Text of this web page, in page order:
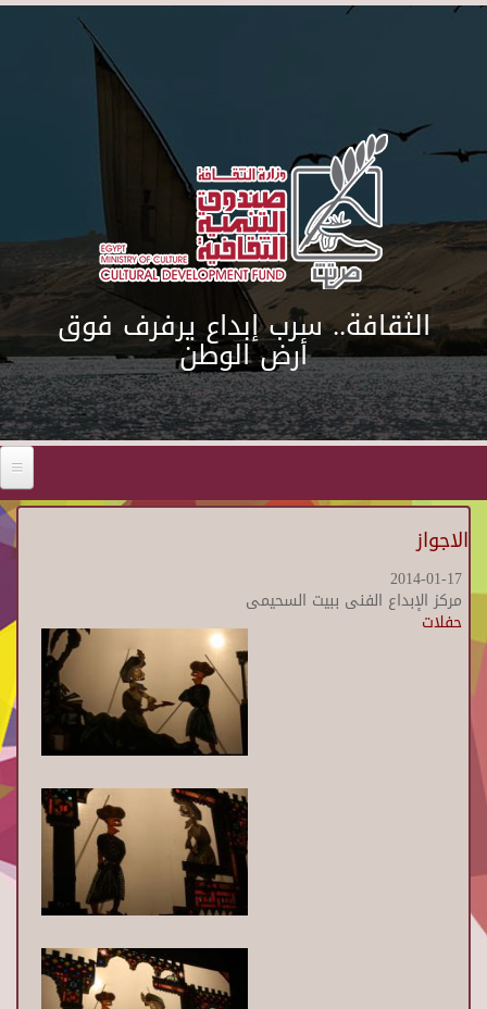
Skip to main content
الثقافة.. سرب إبداع يرفرف فوق
أرض الوطن
الاجواز
2014-01-17
مركز الإبداع الفنى ببيت السحيمى
حفلات